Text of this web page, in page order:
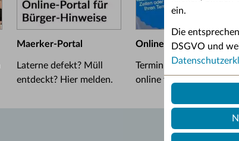
ein.
Die
DSGVO und
Maerker-Portal
Laterne defekt? Müll
entdeckt? Hier melden.
Online-Terminbuchung
Termin im Bürgerservice
online vereinbaren.